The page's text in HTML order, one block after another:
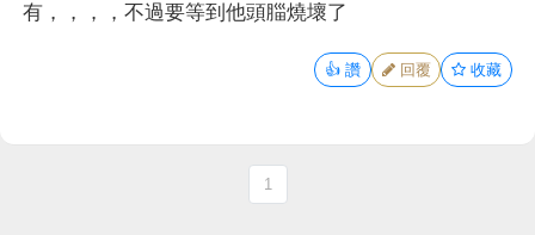
有，，，，不過要等到他頭䐉燒壞了
👍 讚 回覆 收藏
1